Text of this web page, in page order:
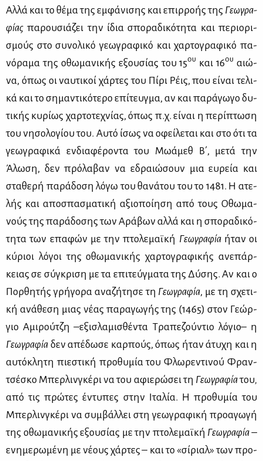
Αλ­λά και το θέ­μα της εμ­φά­νι­σης και επιρ­ρο­ής της Γε­ω­γρα­
φί­αςπα­ρου­σιά­ζει την ίδια σπο­ρα­δι­κό­τη­τα και πε­ριο­ρι­
σμούς στο συ­νο­λι­κό γε­ω­γρα­φι­κό και χαρ­το­γρα­φι­κό πα­
νό­ρα­μα της οθω­μα­νι­κής εξου­σί­ας του 15ου και 16ου αιώ­
να, όπως οι ναυ­τι­κοί χάρ­τες του Πί­ρι Ρέις, που εί­ναι τε­λι­
κά και το ση­μα­ντι­κό­τε­ρο επί­τευγ­μα, αν και πα­ρά­γω­γο δυ­
τι­κής κυ­ρί­ως χαρ­το­τε­χνί­ας, όπως π.χ. εί­ναι η πε­ρί­πτω­ση
του νη­σο­λο­γί­ου του. Αυ­τό ίσως να οφεί­λε­ται και στο ότι τα
γε­ω­γρα­φι­κά εν­δια­φέ­ρο­ντα του Μω­ά­μεθ Β΄, με­τά την
Άλω­ση, δεν πρό­λα­βαν να εδραιώ­σουν μια ευ­ρεία και
στα­θε­ρή πα­ρά­δο­ση λό­γω του θα­νά­του του το 1481. Η ατε­
λής και απο­σπα­σμα­τι­κή αξιο­ποί­η­ση από τους Οθω­μα­
νούς της πα­ρά­δο­σης των Αρά­βων αλ­λά και η σπο­ρα­δι­κό­
τη­τα των επα­φών με την πτο­λε­μαϊ­κή Γε­ω­γρα­φίαήταν οι
κύ­ριοι λό­γοι της οθω­μα­νι­κής χαρ­το­γρα­φι­κής ανε­πάρ­
κειας σε σύ­γκρι­ση με τα επι­τεύγ­μα­τα της Δύ­σης. Αν και ο
Πορ­θη­τής γρή­γο­ρα ανα­ζή­τη­σε τη Γε­ω­γρα­φία, με τη σχε­τι­
κή ανά­θε­ση μιας νέ­ας πα­ρα­γω­γής της (1465) στον Γε­ώρ­
γιο Αμι­ρού­τζη –εξι­σλα­μι­σθέ­ντα Τρα­πε­ζού­ντιο λό­γιο– η
Γε­ω­γρα­φία δεν απέ­δω­σε καρ­πούς, όπως ήταν άτυ­χη και η
αυ­τό­κλη­τη πιε­στι­κή προ­θυ­μία του Φλω­ρε­ντι­νού Φραν­
τσέ­σκο Μπερ­λιν­γκέ­ρι να του αφιε­ρώ­σει τη Γε­ω­γρα­φίατου,
από τις πρώ­τες έντυ­πες στην Ιτα­λία. H προ­θυ­μία του
Μπερ­λιν­γκέ­ρι να συμ­βάλ­λει στη γε­ω­γρα­φι­κή προ­α­γω­γή
της οθω­μα­νι­κής εξου­σί­ας με την πτο­λε­μαϊ­κή Γε­ω­γρα­φία–
ενη­με­ρω­μέ­νη με νέ­ους χάρ­τες – και το «σί­ριαλ» των προ­